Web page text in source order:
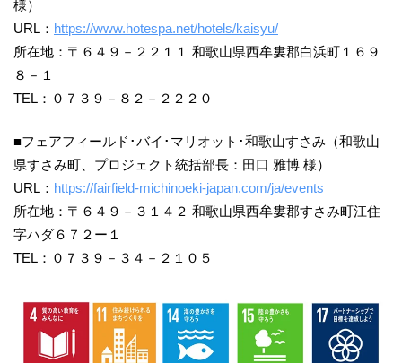
様）
URL： https://www.hotespa.net/hotels/kaisyu/
所在地：〒６４９－２２１１ 和歌山県西牟婁郡白浜町１６９
８－１
TEL：０７３９－８２－２２２０
■フェアフィールド･バイ･マリオット･和歌山すさみ（和歌山
県すさみ町、プロジェクト統括部長：田口 雅博 様）
URL： https://fairfield-michinoeki-japan.com/ja/events
所在地：〒６４９－３１４２ 和歌山県西牟婁郡すさみ町江住
字ハダ６７２ー１
TEL：０７３９－３４－２１０５